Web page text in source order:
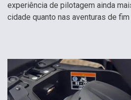
experiência de pilotagem ainda
cidade quanto nas aventuras de fim